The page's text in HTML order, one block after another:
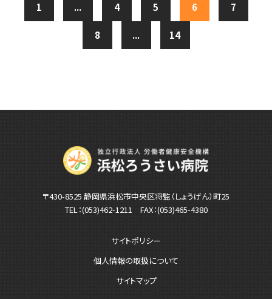
1 ... 4 5 6 7
8 ... 14
〒430-8525 静岡県浜松市中央区将監（しょうげん）町25
TEL：(053)462-1211 FAX：(053)465-4380
サイトポリシー
個人情報の取扱について
サイトマップ